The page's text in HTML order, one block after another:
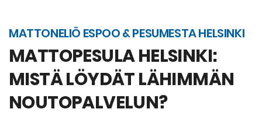
MATTONELIÖ ESPOO & PESUMESTA HELSINKI
MATTOPESULA HELSINKI:
MISTÄ LÖYDÄT LÄHIMMÄN
NOUTOPALVELUN?